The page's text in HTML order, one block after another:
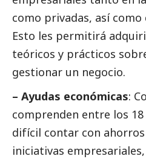
como privadas, así como
Esto les permitirá
teóricos y prácticos
gestionar un negocio.
– Ayudas económicas:
comprenden entre los
difícil contar con
iniciativas